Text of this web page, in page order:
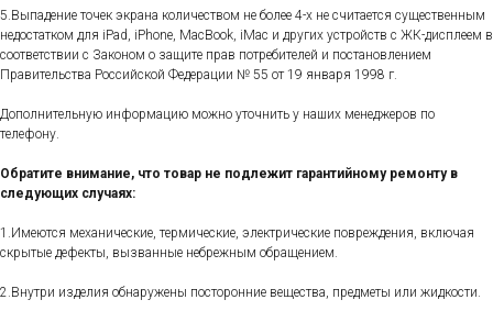
5.Выпадение точек экрана количеством не более 4-х не считается существенным
недостатком для iPad, iPhone, MacBook, iMac и других устройств с ЖК-дисплеем в
соответствии с Законом о защите прав потребителей и постановлением
Правительства Российской Федерации № 55 от 19 января 1998 г.
Дополнительную информацию можно уточнить у наших менеджеров по
телефону.
Обратите внимание, что товар не подлежит гарантийному ремонту в
следующих случаях:
1.Имеются механические, термические, электрические повреждения, включая
скрытые дефекты, вызванные небрежным обращением.
2.Внутри изделия обнаружены посторонние вещества, предметы или жидкости.